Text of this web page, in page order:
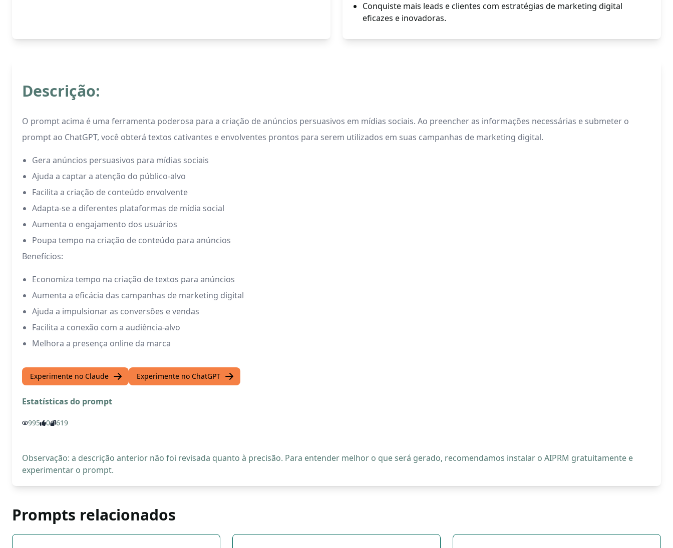
Conquiste mais leads e clientes com estratégias de marketing digital
eficazes e inovadoras.
Descrição:
O prompt acima é uma ferramenta poderosa para a criação de anúncios persuasivos em mídias sociais. Ao preencher as informações necessárias e submeter o
prompt ao ChatGPT, você obterá textos cativantes e envolventes prontos para serem utilizados em suas campanhas de marketing digital.
Gera anúncios persuasivos para mídias sociais
Ajuda a captar a atenção do público-alvo
Facilita a criação de conteúdo envolvente
Adapta-se a diferentes plataformas de mídia social
Aumenta o engajamento dos usuários
Poupa tempo na criação de conteúdo para anúncios
Benefícios:
Economiza tempo na criação de textos para anúncios
Aumenta a eficácia das campanhas de marketing digital
Ajuda a impulsionar as conversões e vendas
Facilita a conexão com a audiência-alvo
Melhora a presença online da marca
Experimente no Claude Experimente no ChatGPT
Estatísticas do prompt
995 0 619
Observação: a descrição anterior não foi revisada quanto à precisão. Para entender melhor o que será gerado, recomendamos instalar o AIPRM gratuitamente e
experimentar o prompt.
Prompts relacionados